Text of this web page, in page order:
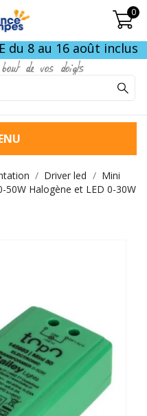
0
du 8 au 16 août inclus
de vos doigts
Driver led
Mini
50W Halogène et LED 0-30W